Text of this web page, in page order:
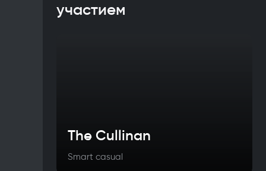
участием
The Cullinan
Smart casual